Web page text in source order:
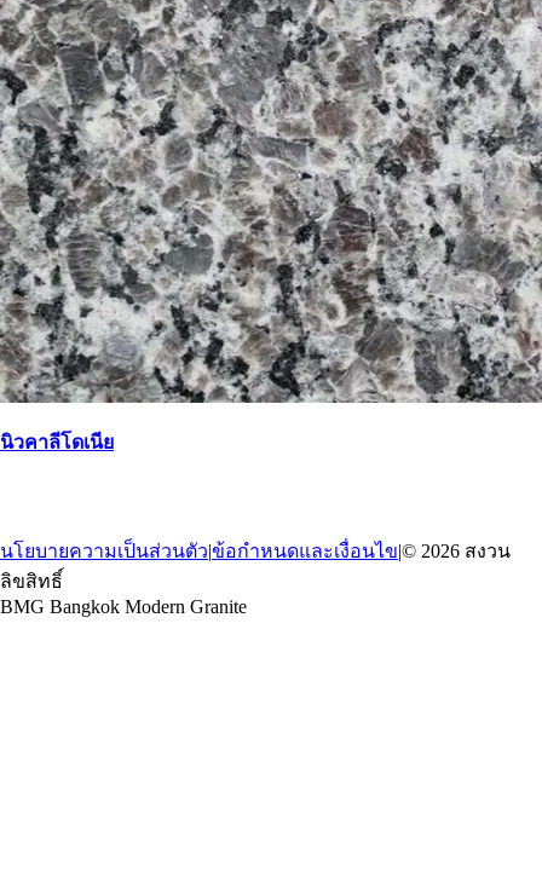
นิวคาลีโดเนีย
นโยบายความเป็นส่วนตัว|ข้อกำหนดและเงื่อนไข|© 2026 สงวน
ลิขสิทธิ์
BMG Bangkok Modern Granite